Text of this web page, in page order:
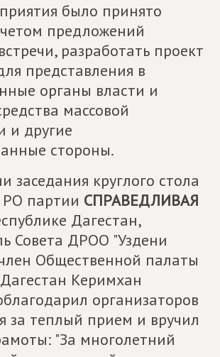
было принято
предложений
разработать проект
представления в
органы власти и
массовой
и другие
стороны.
заседания круглого стола
РО партии СПРАВЕДЛИВАЯ
Дагестан,
Совета ДРОО "Уздени
Общественной палаты
Керимхан
организаторов
за теплый прием и вручил
"За многолетний